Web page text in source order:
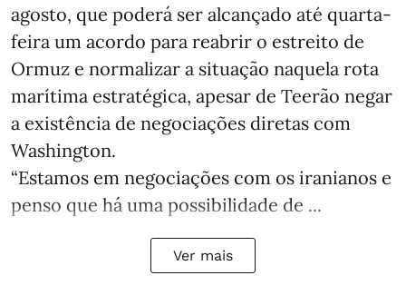
agosto, que poderá ser alcançado até quarta-
feira um acordo para reabrir o estreito de
Ormuz e normalizar a situação naquela rota
marítima estratégica, apesar de Teerão negar
a existência de negociações diretas com
Washington.
“Estamos em negociações com os iranianos e
penso que há uma possibilidade de ...
Ver mais